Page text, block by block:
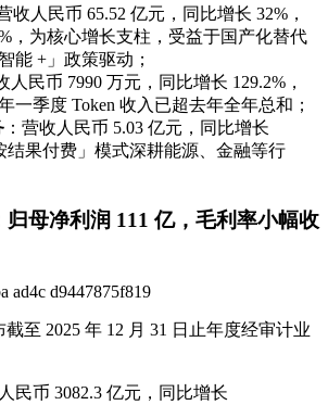
收人民币 65.52 亿元，同比增长 32%，
，为核心增长支柱，受益于国产化替代
能 +」政策驱动；
人民币 7990 万元，同比增长 129.2%，
一季度 Token 收入已超去年全年总和；
：营收人民币 5.03 亿元，同比增长
结果付费」模式深耕能源、金融等行
归母净利润 111 亿，毛利率小幅收
至 2025 年 12 月 31 日止年度经审计业
民币 3082.3 亿元，同比增长